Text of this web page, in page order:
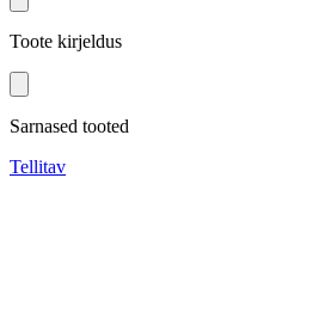
Toote kirjeldus
Sarnased tooted
Tellitav